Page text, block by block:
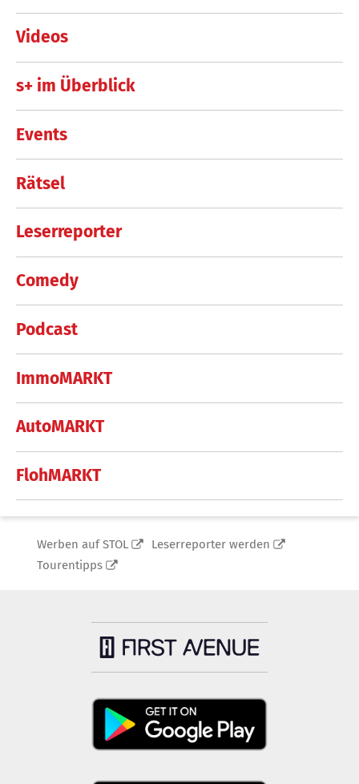
Videos
s+ im Überblick
Events
Rätsel
Leserreporter
Comedy
Podcast
ImmoMARKT
AutoMARKT
FlohMARKT
Werben auf STOL
Leserreporter werden
Tourentipps